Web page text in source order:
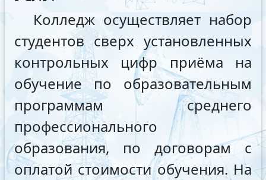
Колледж осуществляет набор
студентов сверх установленных
контрольных цифр приёма на
обучение по образовательным
программам среднего
профессионального
образования, по договорам с
оплатой стоимости обучения. На